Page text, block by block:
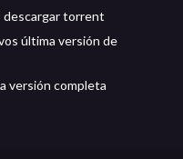
descargar torrent
última versión de
versión completa